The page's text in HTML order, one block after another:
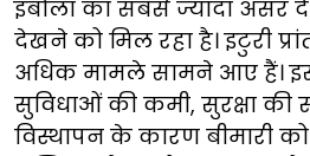
इबोला का सबसे ज्यादा असर
देखने को मिल रहा है। इटुरी
अधिक मामले सामने आए हैं।
सुविधाओं की कमी, सुरक्षा
विस्थापन के कारण बीमारी